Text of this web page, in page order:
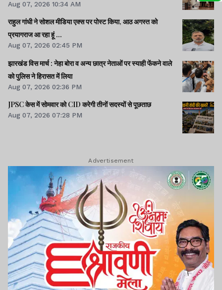
Aug 07, 2026 10:34 AM
राहुल गांधी ने सोशल मीडिया एक्स पर पोस्ट किया, आठ अगस्त को
प्रयागराज आ रहा हूं ...
Aug 07, 2026 02:45 PM
झारखंड विस मार्च : नेहा बोरा व अन्य छात्र नेताओं पर स्याही फेंकने वाले
को पुलिस ने हिरासत में लिया
Aug 07, 2026 02:36 PM
JPSC केस में सोमवार को CID करेगी तीनों सदस्यों से पूछताछ
Aug 07, 2026 07:28 PM
Advertisement